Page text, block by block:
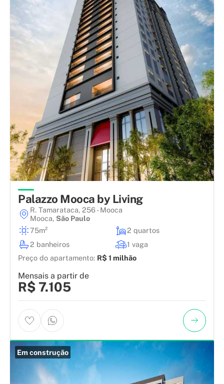
Palazzo Mooca by Living
R. Tamarataca, 256 - Mooca
Mooca, São Paulo
75m²
2 quartos
2 banheiros
1 vaga
Preço do apartamento: R$ 1 milhão
Mensais a partir de
R$ 7.105
Em construção